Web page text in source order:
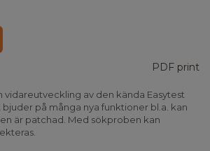
PDF print
vidareutveckling av den kända Easytest
bjuder på många nya funktioner bl.a. kan
är patchad. Med sökproben kan